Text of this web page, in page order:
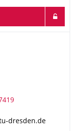
dresden.de